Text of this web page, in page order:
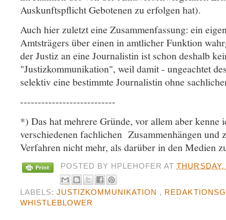
Auskunftspflicht Gebotenen zu erfolgen hat).
Auch hier zuletzt eine Zusammenfassung: ein
Amtsträgers über einen in amtlicher Funktion
der Justiz an eine Journalistin ist schon deshalb
"Justizkommunikation", weil damit - ungeachtet
selektiv eine bestimmte Journalistin ohne
---------------------------
*) Das hat mehrere Gründe, vor allem aber kenne
verschiedenen fachlichen Zusammenhängen und
Verfahren nicht mehr, als darüber in den Medien
POSTED BY HPLEHOFERAT
LABELS:JUSTIZKOMMUNIKATION ,
WHISTLEBLOWER